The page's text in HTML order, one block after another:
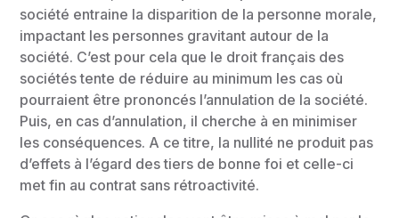
société entraine la disparition de la personne morale,
impactant les personnes gravitant autour de la
société. C’est pour cela que le droit français des
sociétés tente de réduire au minimum les cas où
pourraient être prononcés l’annulation de la société.
Puis, en cas d’annulation, il cherche à en minimiser
les conséquences. A ce titre, la nullité ne produit pas
d’effets à l’égard des tiers de bonne foi et celle-ci
met fin au contrat sans rétroactivité.